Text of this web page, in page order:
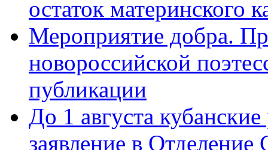
остаток материнского
Мероприятие добра.
новороссийской
публикации
До 1 августа
заявление в